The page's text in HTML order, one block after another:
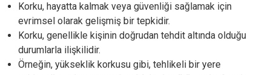
Korku, hayatta kalmak veya güvenliği sağlamak için
evrimsel olarak gelişmiş bir tepkidir.
Korku, genellikle kişinin doğrudan tehdit altında olduğu
durumlarla ilişkilidir.
Örneğin, yükseklik korkusu gibi, tehlikeli bir yere